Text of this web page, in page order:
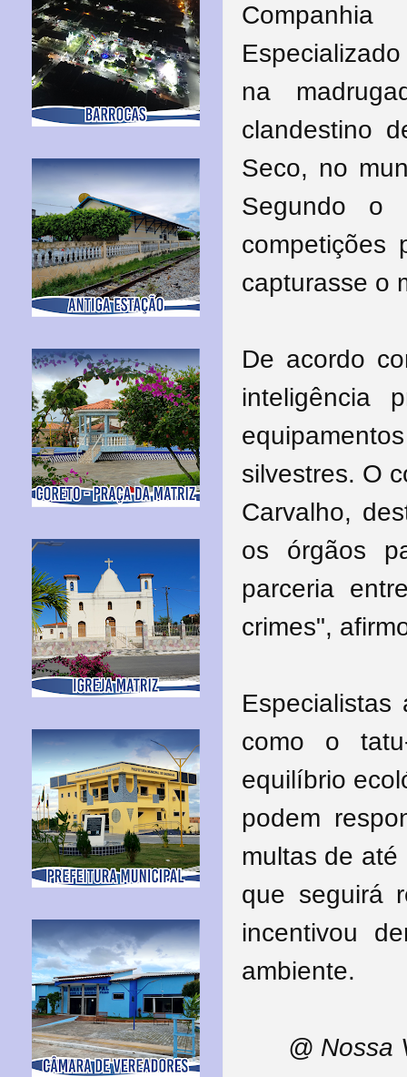
na
clandestino
Seco, no
Segundo o
competições
capturasse o
De acordo
inteligência
silvestres. O
Carvalho,
os órgãos
parceria
crimes",
como o
equilíbrio
podem
multas de até
que seguirá
incentivou
ambiente.
@ Nossa